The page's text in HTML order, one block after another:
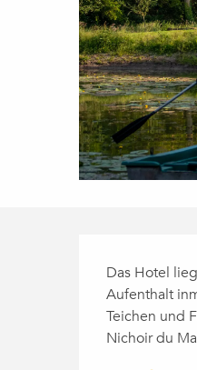
Das Hotel
Aufenthalt
Teichen und
Nichoir du